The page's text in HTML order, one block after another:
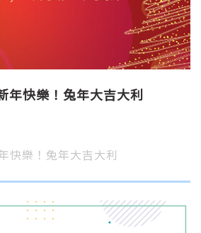
年快樂！兔年大吉大利
快樂！兔年大吉大利